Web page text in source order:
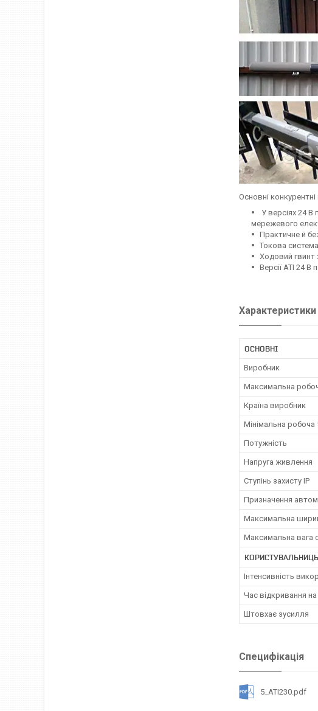
Основні
У версіях 24
мережевого
Практичне й
Токова
Ходовий гвинт
Версії АТІ 24
Характеристики
ОСНОВНІ
Виробник
Максимальна
Країна виробник
Мінімальна робоча
Потужність
Напруга живлення
Ступінь захисту IP
Призначення
Максимальна
Максимальна вага
Інтенсивність
Час відкривання на
Штовхає зусилля
Специфікація
5_ATI230.pdf